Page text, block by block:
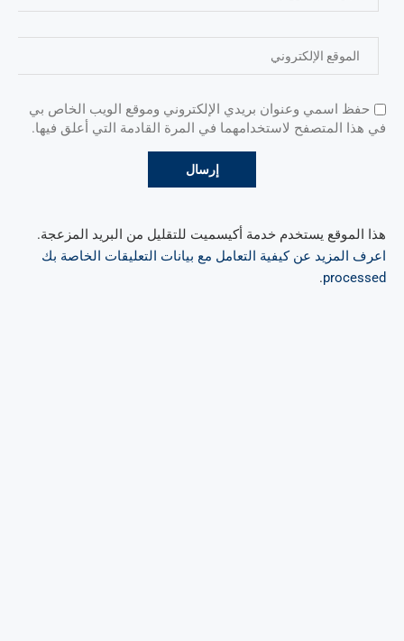
حفظ اسمي وعنوان بريدي الإلكتروني وموقع الويب الخاص بي
في هذا المتصفح لاستخدامهما في المرة القادمة التي أعلق فيها.
هذا الموقع يستخدم خدمة أكيسميت للتقليل من البريد المزعجة.
اعرف المزيد عن كيفية التعامل مع بيانات التعليقات الخاصة بك
processed
.